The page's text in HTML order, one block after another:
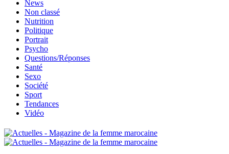
News
Non classé
Nutrition
Politique
Portrait
Psycho
Questions/Réponses
Santé
Sexo
Société
Sport
Tendances
Vidéo